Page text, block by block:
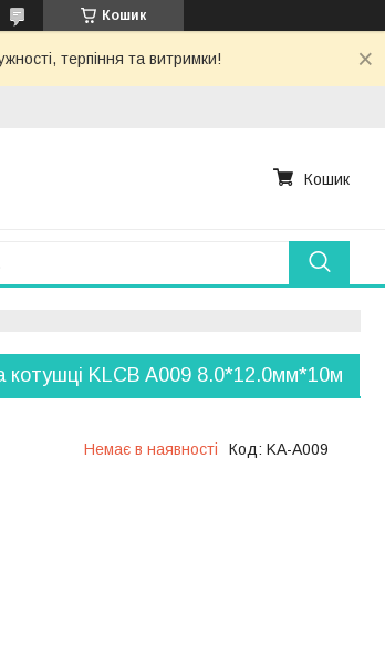
Кошик
терпіння та витримки!
Кошик
котушці KLCB A009 8.0*12.0мм*10м
Немає в наявності Код: KA-A009